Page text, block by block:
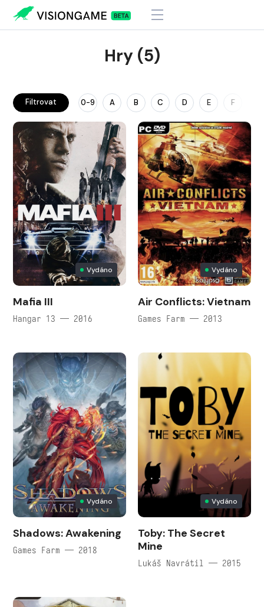
Hry (5)
Filtrovat 0-9 A B C D E F
Vydáno
Mafia III
Hangar 13 — 2016
Vydáno
Air Conflicts: Vietnam
Games Farm — 2013
Vydáno
Shadows: Awakening
Games Farm — 2018
Vydáno
Toby: The Secret
Mine
Lukáš Navrátil — 2015